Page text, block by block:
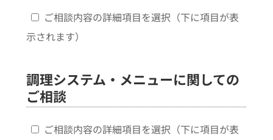
ご相談内容の詳細項目を選択（下に項目が表
示されます）
調理システム・メニューに関しての
ご相談
ご相談内容の詳細項目を選択（下に項目が表